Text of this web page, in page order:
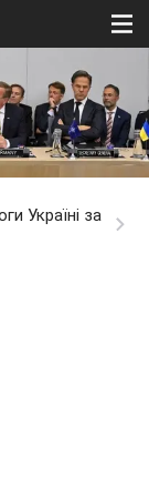
Україні за